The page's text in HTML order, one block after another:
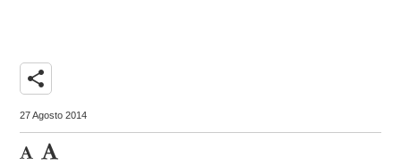
share
27 Agosto 2014